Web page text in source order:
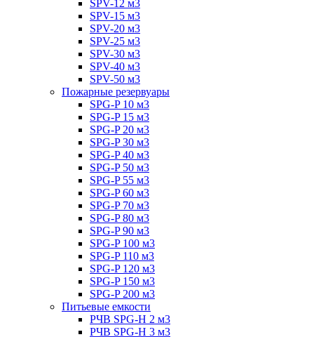
SPV-12 м3
SPV-15 м3
SPV-20 м3
SPV-25 м3
SPV-30 м3
SPV-40 м3
SPV-50 м3
Пожарные резервуары
SPG-P 10 м3
SPG-P 15 м3
SPG-P 20 м3
SPG-P 30 м3
SPG-P 40 м3
SPG-P 50 м3
SPG-P 55 м3
SPG-P 60 м3
SPG-P 70 м3
SPG-P 80 м3
SPG-P 90 м3
SPG-P 100 м3
SPG-P 110 м3
SPG-P 120 м3
SPG-P 150 м3
SPG-P 200 м3
Питьевые емкости
РЧВ SPG-H 2 м3
РЧВ SPG-H 3 м3